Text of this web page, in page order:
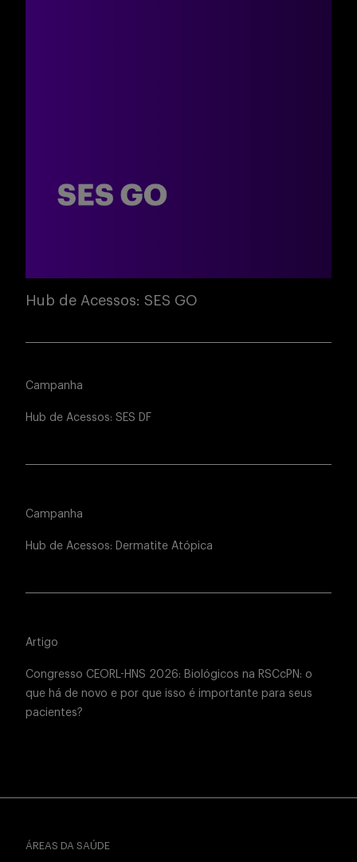
Hub de Acessos: SES GO
Campanha
Hub de Acessos: SES DF
Campanha
Hub de Acessos: Dermatite Atópica
Artigo
Congresso CEORL-HNS 2026: Biológicos na RSCcPN: o
que há de novo e por que isso é importante para seus
pacientes?
ÁREAS DA SAÚDE